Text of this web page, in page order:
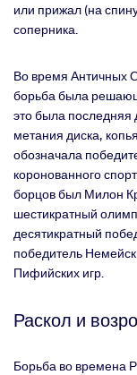
или прижал (на
соперника.
Во время Античных
борьба была
это была последняя
метания диска,
обозначала
коронованного
борцов был Милон
шестикратный
десятикратный
победитель
Пифийских игр.
Раскол и
Борьба во времена